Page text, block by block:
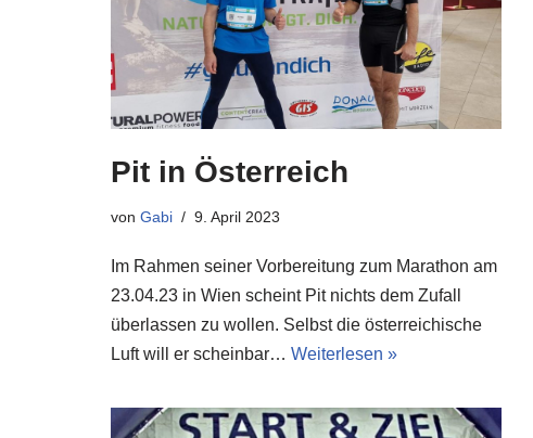
Pit in Österreich
von Gabi 9. April 2023
Im Rahmen seiner Vorbereitung zum Marathon am
23.04.23 in Wien scheint Pit nichts dem Zufall
überlassen zu wollen. Selbst die österreichische
Luft will er scheinbar… Weiterlesen »